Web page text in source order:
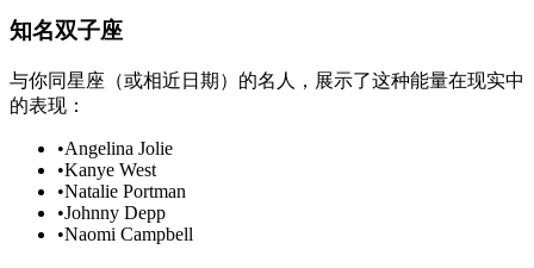
知名双子座
与你同星座（或相近日期）的名人，展示了这种能量在现实中
的表现：
•Angelina Jolie
•Kanye West
•Natalie Portman
•Johnny Depp
•Naomi Campbell